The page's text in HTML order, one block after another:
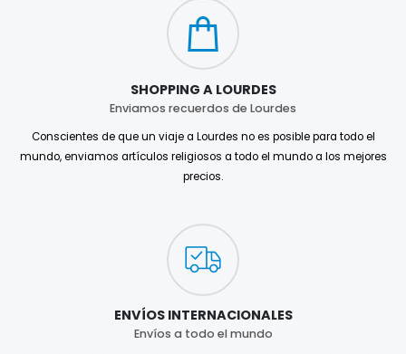
SHOPPING A LOURDES
Enviamos recuerdos de Lourdes
Conscientes de que un viaje a Lourdes no es posible para todo el
mundo, enviamos artículos religiosos a todo el mundo a los mejores
precios.
ENVÍOS INTERNACIONALES
Envíos a todo el mundo